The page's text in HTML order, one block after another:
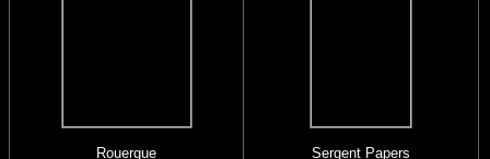
Rouergue Sergent Papers